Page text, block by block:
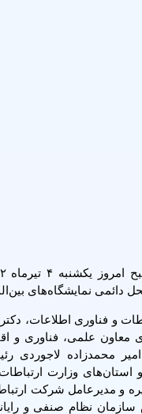
دائمی نمایشگاه‌های
و فناوری
معاون علمی، فناوری
امیر محمدزاده
وزارت
و مدیرعامل شرکت
نظام صنفی و